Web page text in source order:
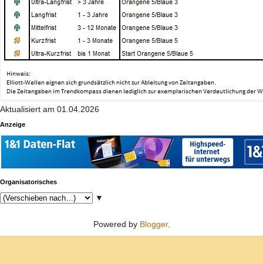
Aktualisiert am 01.04.2026
Anzeige
Organisatorisches
▼
Powered by Blogger.